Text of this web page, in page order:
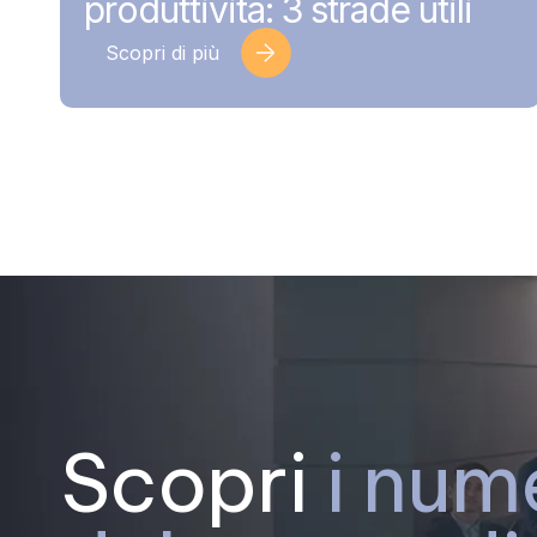
produttività: 3 strade utili
Scopri di più
Scopri i